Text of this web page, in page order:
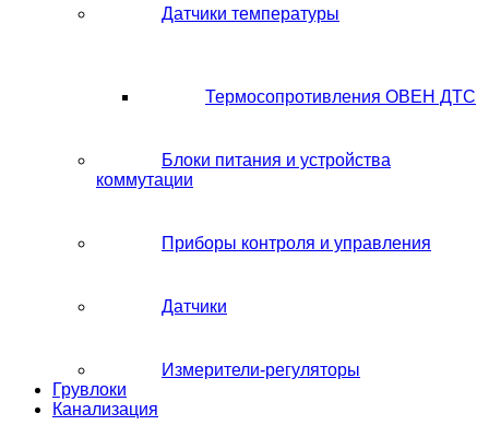
Датчики температуры
Термосопротивления ОВЕН ДТС
Блоки питания и устройства
коммутации
Приборы контроля и управления
Датчики
Измерители-регуляторы
Грувлоки
Канализация